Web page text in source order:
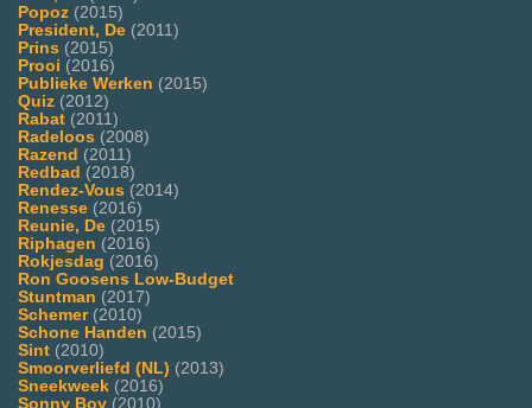
Popoz (2015)
President, De (2011)
Prins (2015)
Prooi (2016)
Publieke Werken (2015)
Quiz (2012)
Rabat (2011)
Radeloos (2008)
Razend (2011)
Redbad (2018)
Rendez-Vous (2014)
Renesse (2016)
Reunie, De (2015)
Riphagen (2016)
Rokjesdag (2016)
Ron Goosens Low-Budget
Stuntman (2017)
Schemer(2010)
Schone Handen (2015)
Sint (2010)
Smoorverliefd (NL) (2013)
Sneekweek (2016)
Sonny Boy (2010)